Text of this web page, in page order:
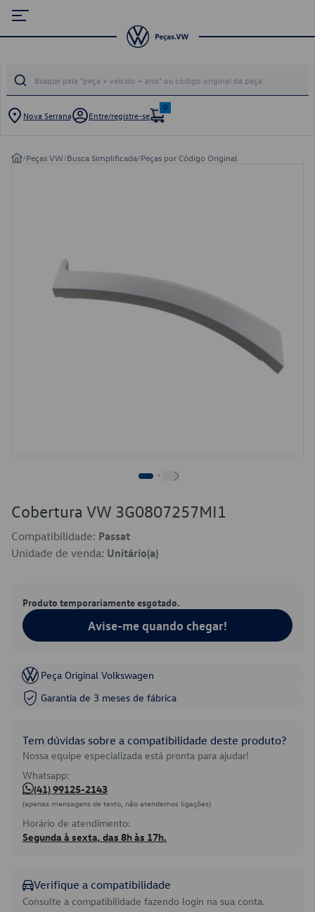
Nova Serrana Entre/registre-se
0
/Peças VW/Busca Simplificada/Peças por Código Original
Cobertura VW 3G0807257MI1
Compatibilidade: Passat
Unidade de venda: Unitário(a)
Produto temporariamente esgotado.
Avise-me quando chegar!
Peça Original Volkswagen
Garantia de 3 meses de fábrica
Tem dúvidas sobre a compatibilidade deste produto?
Nossa equipe especializada está pronta para ajudar!
Whatsapp:
(41) 99125-2143
(apenas mensagens de texto, não atendemos ligações)
Horário de atendimento:
Segunda à sexta, das 8h às 17h.
Verifique a compatibilidade
Consulte a compatibilidade fazendo login na sua conta.